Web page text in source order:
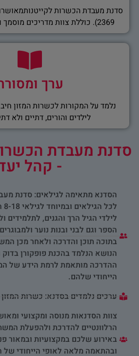
סדנת מעבדת הכשרות
2369). כוללת צוות מדריכים מוסמך וציוד מגן לכל ילד.
ערך
נלמד על המקורות לכשרות המזון
לילדים והורים, דתיים ולא
סדנת מעבדת
- קהל
הסדנא מתאימה לגילאים: סדנת
לילדי הגיל הרך והגנים, לתלמידים
הספר וגם לבני ובנות נוער
בתוכה תוכן והדרכה ולאחר מכן
הנושא הנלמד בהכנת פופקורן
ההדרכה מותאמת לרמת הידע של
הייחודי שלהם.
ערכים נלמדים בסדנא: כשרות המזון
צוות הסדנאות מנוסה ומקצועי
הרלוונטיים להדרכת ולהפעלת
באירוע שלכם במקצועיות ובמאור
ובהתאמה מלאה לאופי הייחודי